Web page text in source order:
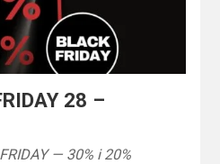
28 –
— 30% i 20%